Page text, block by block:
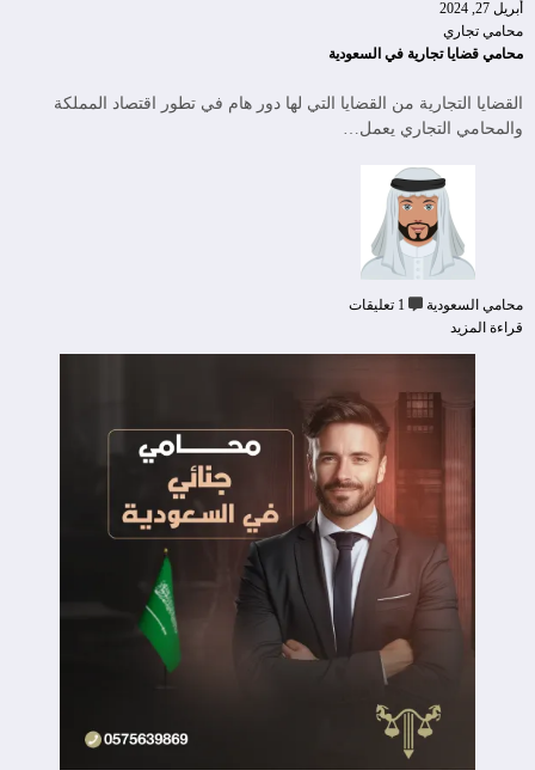
أبريل 27, 2024
محامي تجاري
محامي قضايا تجارية في السعودية
القضايا التجارية من القضايا التي لها دور هام في تطور اقتصاد المملكة
والمحامي التجاري يعمل…
محامي السعودية
1 تعليقات
قراءة المزيد